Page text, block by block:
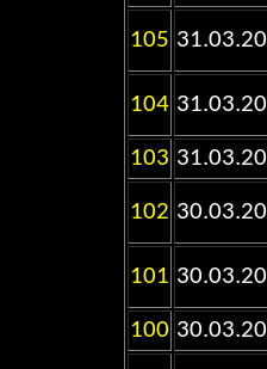
105
104
103
102
101
100